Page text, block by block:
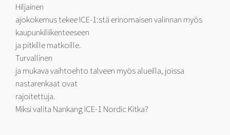
Hiljainen
ajokokemus tekee ICE-1:stä erinomaisen valinnan myös
kaupunkiliikenteeseen
ja pitkille matkoille.
Turvallinen
ja mukava vaihtoehto talveen myös alueilla, joissa
nastarenkaat ovat
rajoitettuja.
Miksi valita Nankang ICE-1 Nordic Kitka?